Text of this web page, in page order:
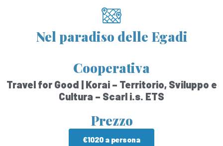
Nel paradiso delle Egadi
Cooperativa
Travel for Good | Korai – Territorio, Sviluppo e
Cultura – Scarl i.s. ETS
Prezzo
€1020 a persona